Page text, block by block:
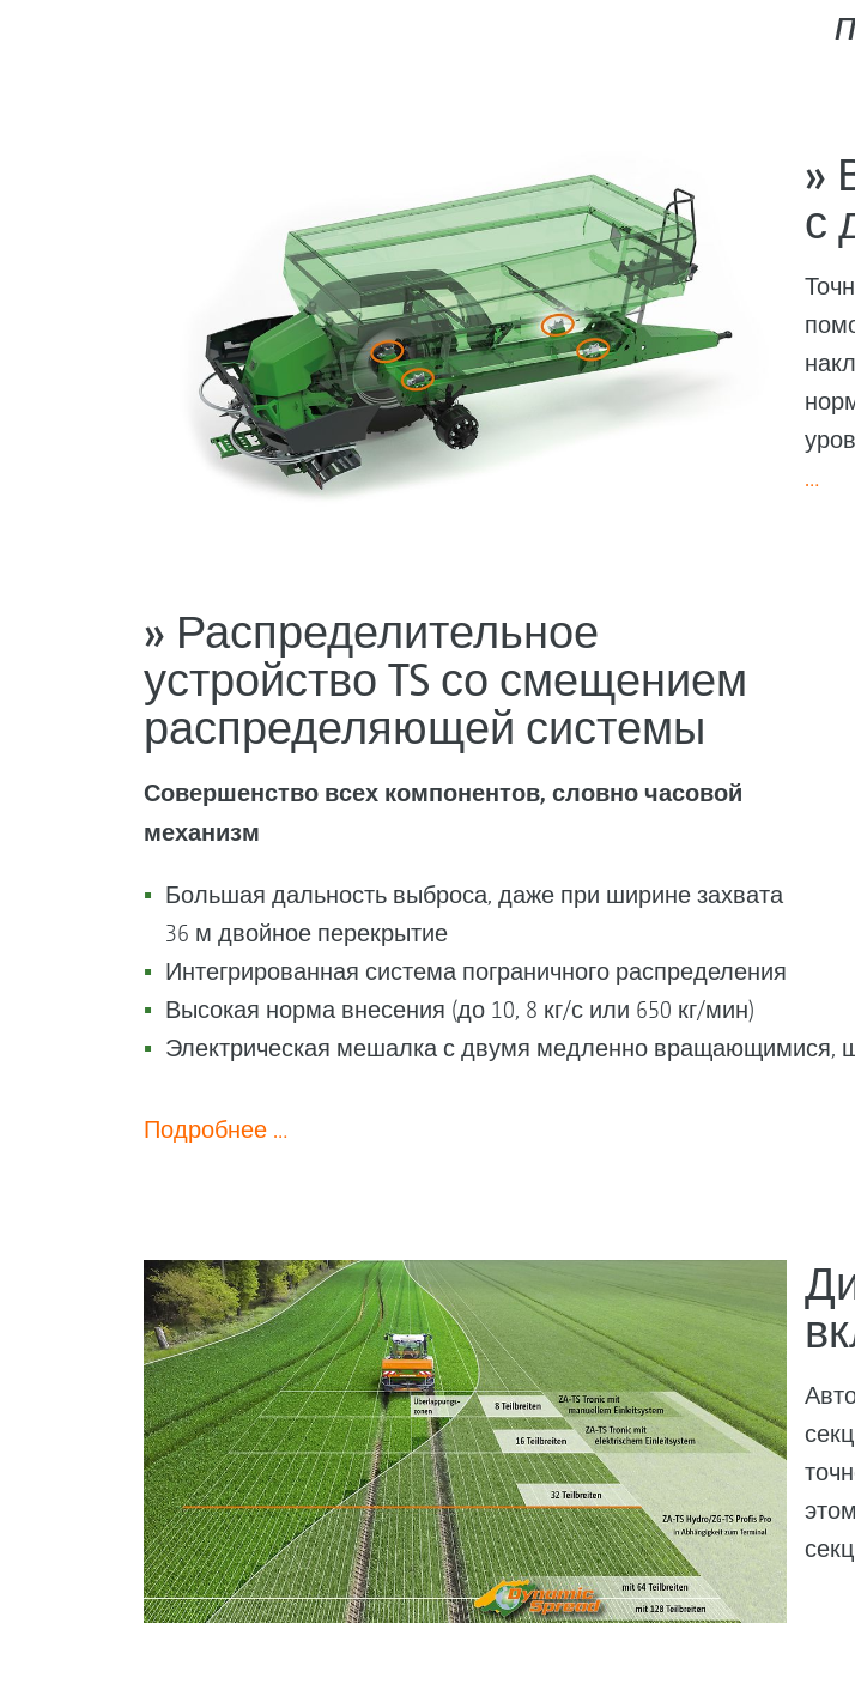
»
с
…
» Распределительное
устройство TS со смещением
распределяющей системы
Совершенство всех компонентов, словно часовой
механизм
Большая дальность выброса, даже при ширине захвата
36 м двойное перекрытие
Интегрированная система пограничного распределения
Высокая норма внесения (до 10, 8 кг/с или 650 кг/мин)
Электрическая мешалка с двумя медленно
Подробнее …